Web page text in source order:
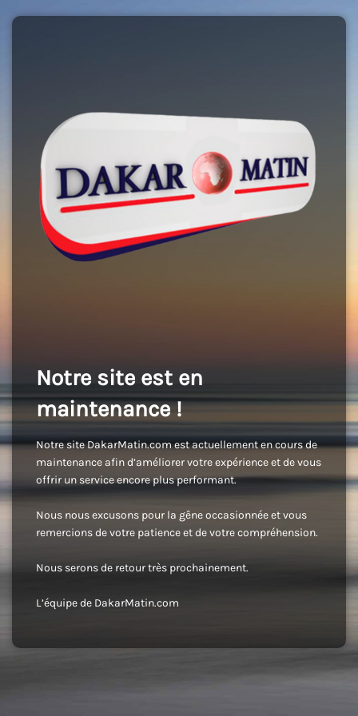
Notre site est en
maintenance !
Notre site DakarMatin.com est actuellement en cours de
maintenance afin d’améliorer votre expérience et de vous
offrir un service encore plus performant.
Nous nous excusons pour la gêne occasionnée et vous
remercions de votre patience et de votre compréhension.
Nous serons de retour très prochainement.
L’équipe de DakarMatin.com